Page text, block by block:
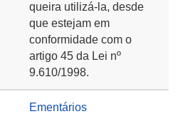
queira utilizá-la, desde
que estejam em
conformidade com o
artigo 45 da Lei nº
9.610/1998.
Ementários